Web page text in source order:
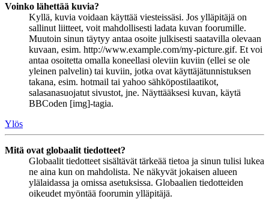
Voinko lähettää kuvia?
Kyllä, kuvia voidaan käyttää viesteissäsi. Jos ylläpitäjä on
sallinut liitteet, voit mahdollisesti ladata kuvan foorumille.
Muutoin sinun täytyy antaa osoite julkisesti saatavilla olevaan
kuvaan, esim. http://www.example.com/my-picture.gif. Et voi
antaa osoitetta omalla koneellasi oleviin kuviin (ellei se ole
yleinen palvelin) tai kuviin, jotka ovat käyttäjätunnistuksen
takana, esim. hotmail tai yahoo sähköpostilaatikot,
salasanasuojatut sivustot, jne. Näyttääksesi kuvan, käytä
BBCoden [img]-tagia.
Ylös
Mitä ovat globaalit tiedotteet?
Globaalit tiedotteet sisältävät tärkeää tietoa ja sinun tulisi lukea
ne aina kun on mahdolista. Ne näkyvät jokaisen alueen
ylälaidassa ja omissa asetuksissa. Globaalien tiedotteiden
oikeudet myöntää foorumin ylläpitäjä.